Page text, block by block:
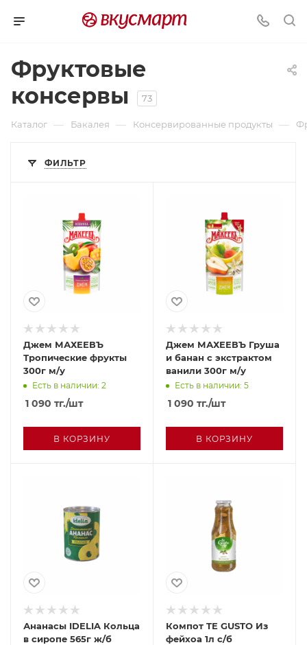
Фруктовые
консервы
73
Каталог — Бакалея — Консервированные продукты —
ФИЛЬТР
Джем МАХЕЕВЪ
Тропические фрукты
300г м/у
Есть в наличии: 2
1 090 тг./шт
В КОРЗИНУ
Джем МАХЕЕВЪ Груша
и банан с экстрактом
ванили 300г м/у
Есть в наличии: 5
1 090 тг./шт
В КОРЗИНУ
Ананасы IDELIA Кольца
в сиропе 565г ж/б
Компот TE GUSTO Из
фейхоа 1л с/б